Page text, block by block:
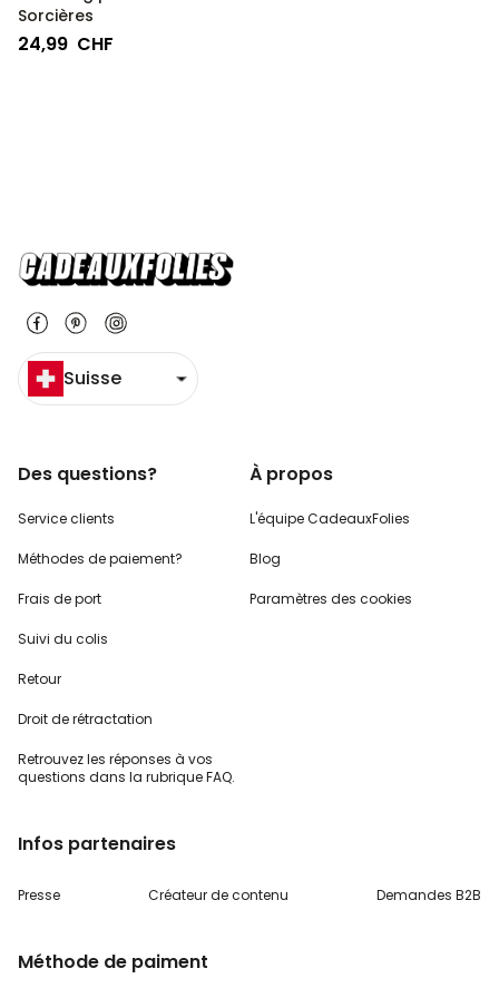
Sorcières
24,99 CHF
Suisse
Des questions?
Service clients
Méthodes de paiement?
Frais de port
Suivi du colis
Retour
Droit de rétractation
Retrouvez les réponses à vos
questions dans la rubrique FAQ.
À propos
L'équipe CadeauxFolies
Blog
Paramètres des cookies
Infos partenaires
Presse Créateur de contenu Demandes B2B
Méthode de paiment